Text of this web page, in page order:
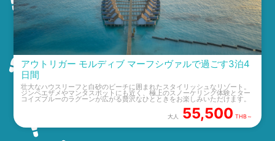
アウトリガー モルディブ マーフシヴァルで過ごす3泊4
日間
壮大なハウスリーフと白砂のビーチに囲まれたスタイリッシュなリゾート。
ジンベエザメやマンタスポットにも近く、極上のスノーケリング体験とター
コイズブルーのラグーンが広がる贅沢なひとときをお楽しみいただけます。
大人 55,500 THB～